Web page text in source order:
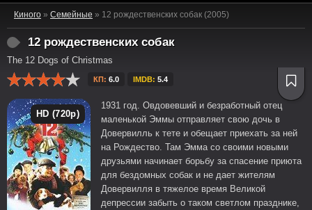
Киного » Семейные » 12 рождественских собак (2005)
12 рождественских собак
The 12 Dogs of Christmas
КП: 6.0 IMDB: 5.4
HD (720p)
1931 год. Овдовевший и безработный отец
маленькой Эммы отправляет свою дочь в
Довервилль к тете и обещает приехать за ней
на Рождество. Там Эмма со своими новыми
друзьями начинает борьбу за спасение приюта
для бездомных собак и не дает жителям
Довервилля в тяжелое время Великой
депрессии забыть о таком светлом празднике,